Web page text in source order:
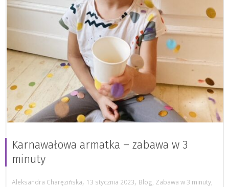
Karnawałowa armatka – zabawa w 3
minuty
Aleksandra Charęzińska, 13 stycznia 2023, Blog Zabawa w 3 minuty